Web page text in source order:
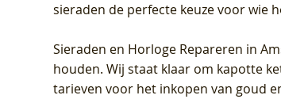
sieraden de perfecte keuze voor wie
Sieraden en Horloge Repareren in
houden. Wij staat klaar om kapotte
tarieven voor het inkopen van goud